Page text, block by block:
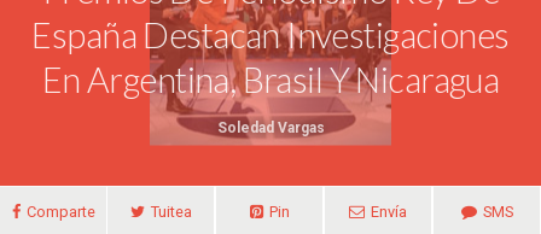
España Destacan Investigaciones
En Argentina, Brasil Y Nicaragua
Soledad Vargas
Comparte Tuitea Pin Envía SMS